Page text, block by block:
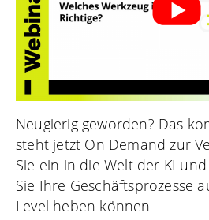
Neugierig geworden? Das
steht jetzt On Demand zur
Sie ein in die Welt der KI
Sie Ihre Geschäftsprozesse
Level heben können